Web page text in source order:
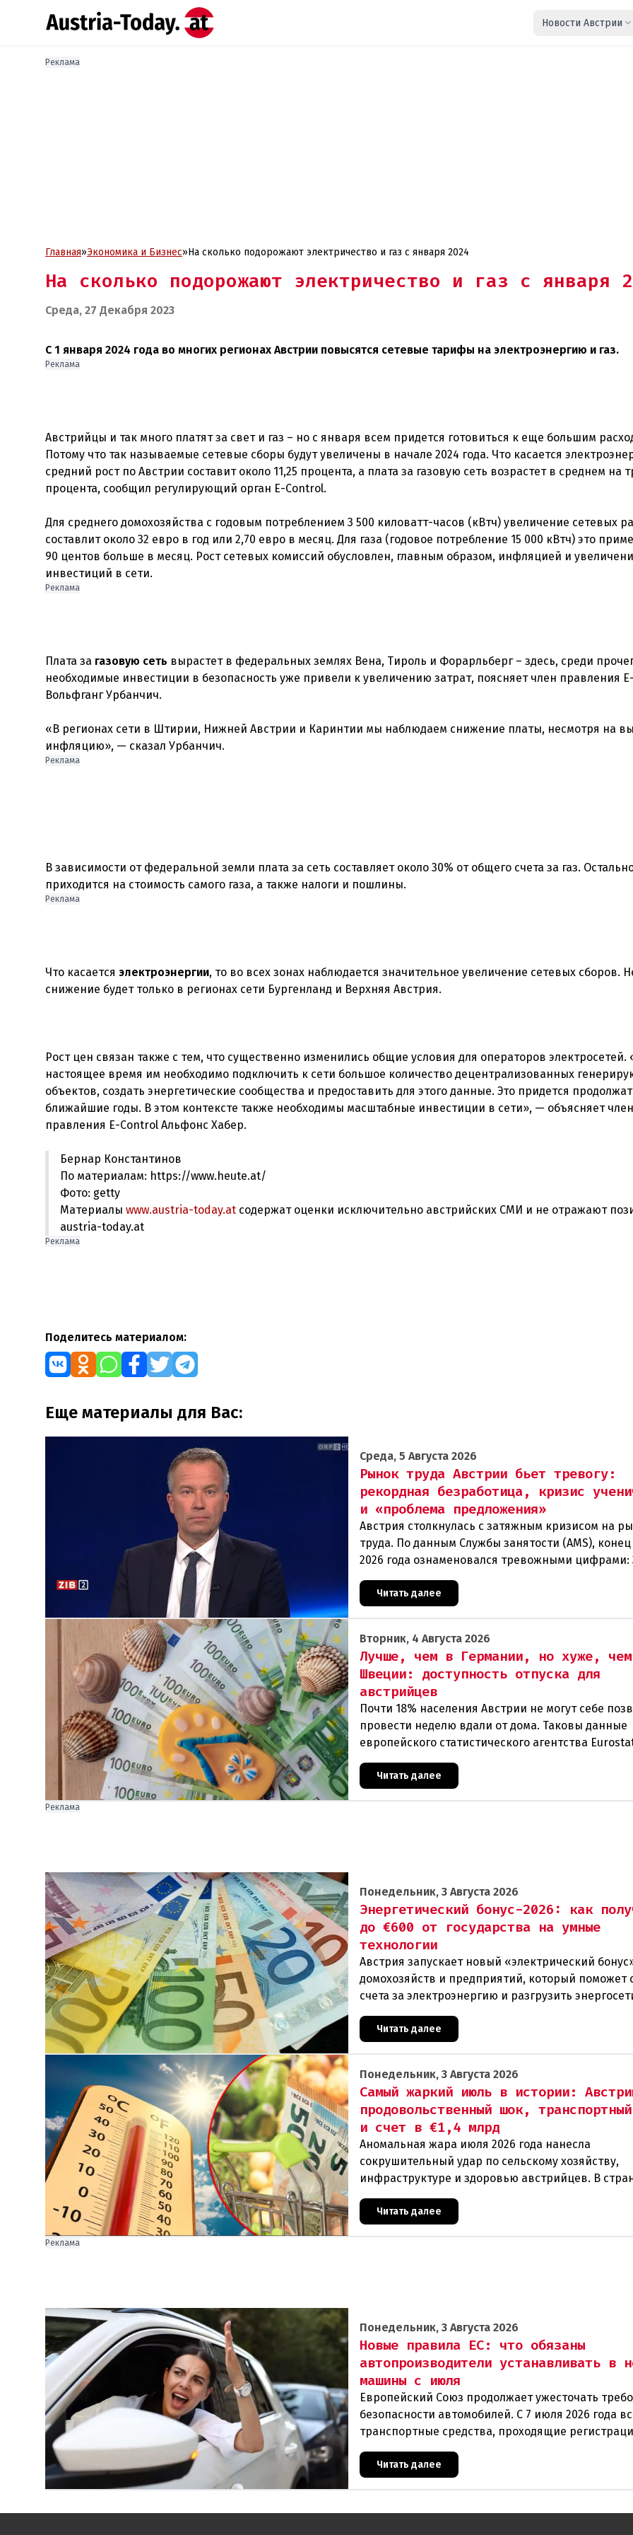
Новости Австрии
Реклама
Главная»Экономика и Бизнес»На сколько подорожают электричество и газ с января 2024
На сколько подорожают электричество и газ с января
Среда, 27 Декабря 2023
С 1 января 2024 года во многих регионах Австрии повысятся сетевые тарифы на электроэнергию и газ.
Реклама
Австрийцы и так много платят за свет и газ – но с января всем придется готовиться к еще большим
Потому что так называемые сетевые сборы будут увеличены в начале 2024 года. Что касается
средний рост по Австрии составит около 11,25 процента, а плата за газовую сеть возрастет в среднем на
процента, сообщил регулирующий орган E-Control.
Для среднего домохозяйства с годовым потреблением 3 500 киловатт-часов (кВтч) увеличение сетевых
составлит около 32 евро в год или 2,70 евро в месяц. Для газа (годовое потребление 15 000 кВтч) это
90 центов больше в месяц. Рост сетевых комиссий обусловлен, главным образом, инфляцией и
Реклама
Плата за газовую сеть вырастет в федеральных землях Вена, Тироль и Форарльберг – здесь, среди
необходимые инвестиции в безопасность уже привели к увеличению затрат, поясняет член правления
Вольфганг Урбанчич.
«В регионах сети в Штирии, Нижней Австрии и Каринтии мы наблюдаем снижение платы, несмотря на
Реклама
В зависимости от федеральной земли плата за сеть составляет около 30% от общего счета за газ.
Реклама
Что касается электроэнергии, то во всех зонах наблюдается значительное увеличение сетевых сборов.
снижение будет только в регионах сети Бургенланд и Верхняя Австрия.
Рост цен связан также с тем, что существенно изменились общие условия для операторов электросетей.
настоящее время им необходимо подключить к сети большое количество децентрализованных
объектов, создать энергетические сообщества и предоставить для этого данные. Это придется
ближайшие годы. В этом контексте также необходимы масштабные инвестиции в сети», — объясняет член
Бернар Константинов
По материалам: https://www.heute.at/
Фото: getty
Материалы www.austria-today.at содержат оценки исключительно австрийских СМИ и не отражают
austria-today.at
Реклама
Поделитесь материалом:
Еще материалы для Вас:
Среда, 5 Августа 2026
Рынок труда Австрии бьет тревогу:
рекордная безработица, кризис
и «проблема предложения»
Австрия столкнулась с затяжным кризисом на
труда. По данным Службы занятости (AMS),
2026 года ознаменовался тревожными цифрами:
человек официально зарегистрированы как
Читать далее
Вторник, 4 Августа 2026
Лучше, чем в Германии, но хуже,
Швеции: доступность отпуска для
австрийцев
Почти 18% населения Австрии не могут себе
провести неделю вдали от дома. Таковы данные
европейского статистического агентства
год. И хотя ситуация в стране выглядит лучше ср
Читать далее
Реклама
Понедельник, 3 Августа 2026
Энергетический бонус-2026: как
до €600 от государства на умные
технологии
Австрия запускает новый «электрический
домохозяйств и предприятий, который поможет
счета за электроэнергию и разгрузить
Частные лица могут получить до 600 евро на
Читать далее
Понедельник, 3 Августа 2026
Самый жаркий июль в истории:
продовольственный шок,
и счет в €1,4 млрд
Аномальная жара июля 2026 года нанесла
сокрушительный удар по сельскому хозяйству,
инфраструктуре и здоровью австрийцев. В
фиксируются исторические температурные
массовая гибель урож
Читать далее
Реклама
Понедельник, 3 Августа 2026
Новые правила ЕС: что обязаны
автопроизводители устанавливать в
машины с июля
Европейский Союз продолжает ужесточать
безопасности автомобилей. С 7 июля 2026 года
транспортные средства, проходящие
территории ЕС, в обязательном порядке должны
Читать далее